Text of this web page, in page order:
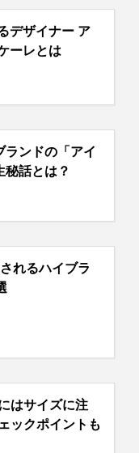
デザイナー ア
ーレとは
ランドの「アイ
秘話とは？
れるハイブラ
はサイズに注
ックポイントも